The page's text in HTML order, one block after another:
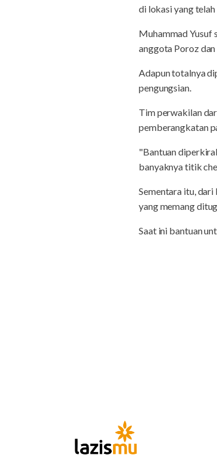
di lokasi yang
Muhammad Yusuf
anggota Poroz
Adapun totalnya
pengungsian.
Tim perwakilan
pemberangkatan
"Bantuan
banyaknya titik
Sementara itu,
yang memang
Saat ini bantuan